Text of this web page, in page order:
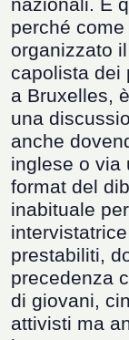
nazionali. E
perché
organizzato
capolista dei
a Bruxelles,
una
anche
inglese o via
format del
inabituale
prestabiliti,
precedenza
di giovani,
attivisti ma